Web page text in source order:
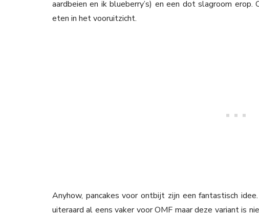
aardbeien en ik blueberry’s) en een dot slagroom
eten in het vooruitzicht.
Anyhow, pancakes voor ontbijt zijn een fantastisch
uiteraard al eens vaker voor OMF maar deze variant is